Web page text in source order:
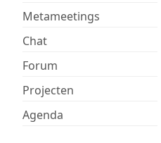
Metameetings
Chat
Forum
Projecten
Agenda